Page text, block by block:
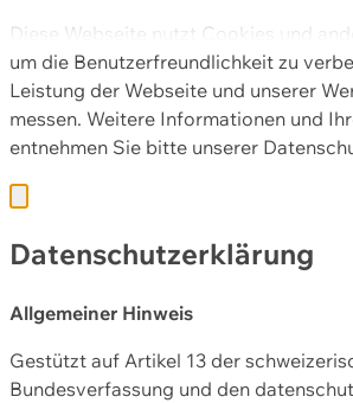
Diese Webseite nutzt Cookies und
um die Benutzerfreundlichkeit zu
Leistung der Webseite und unserer
messen. Weitere Informationen und
entnehmen Sie bitte unserer
Datenschutzerklärung
Allgemeiner Hinweis
Gestützt auf Artikel 13 der
Bundesverfassung und den